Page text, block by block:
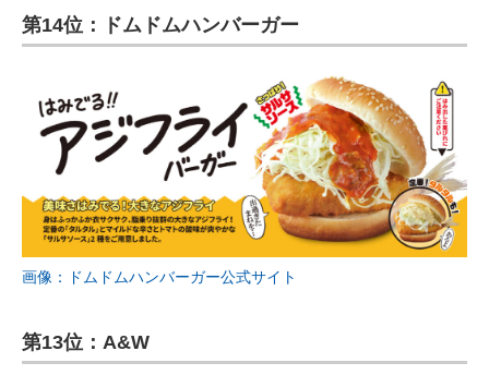
第14位：ドムドムハンバーガー
画像：ドムドムハンバーガー公式サイト
第13位：A&W